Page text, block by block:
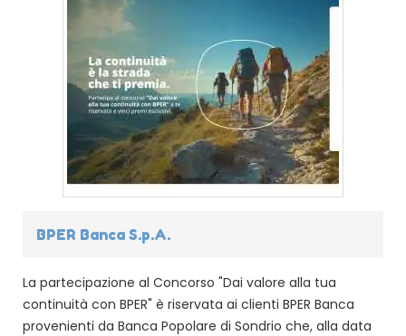
BPER Banca S.p.A.
La partecipazione al Concorso "Dai valore alla tua
continuità con BPER" è riservata ai clienti BPER Banca
provenienti da Banca Popolare di Sondrio che, alla data